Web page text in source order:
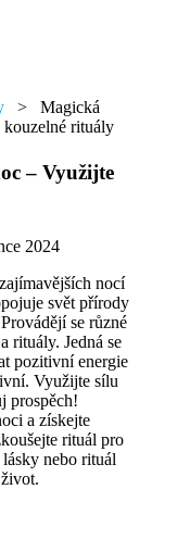
> Magická
rituály
– Využijte
2024
nocí
svět přírody
se různé
rituály. Jedná se
pozitivní energie
Využijte sílu
prospěch!
a získejte
rituál pro
nebo rituál